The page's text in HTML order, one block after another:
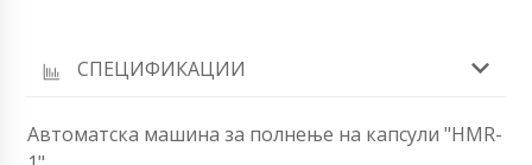
СПЕЦИФИКАЦИИ
Автоматска машина за полнење на капсули "HMR-